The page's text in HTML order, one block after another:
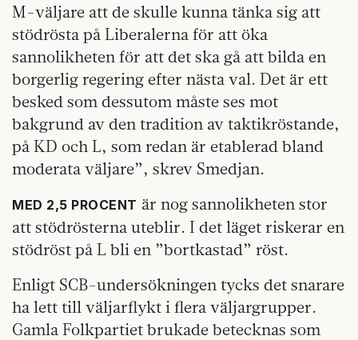
M-väljare att de skulle kunna tänka sig att
stödrösta på Liberalerna för att öka
sannolikheten för att det ska gå att bilda en
borgerlig regering efter nästa val. Det är ett
besked som dessutom måste ses mot
bakgrund av den tradition av taktikröstande,
på KD och L, som redan är etablerad bland
moderata väljare”, skrev Smedjan.
MED 2,5 PROCENT är nog sannolikheten stor
att stödrösterna uteblir. I det läget riskerar en
stödröst på L bli en ”bortkastad” röst.
Enligt SCB-undersökningen tycks det snarare
ha lett till väljarflykt i flera väljargrupper.
Gamla Folkpartiet brukade betecknas som